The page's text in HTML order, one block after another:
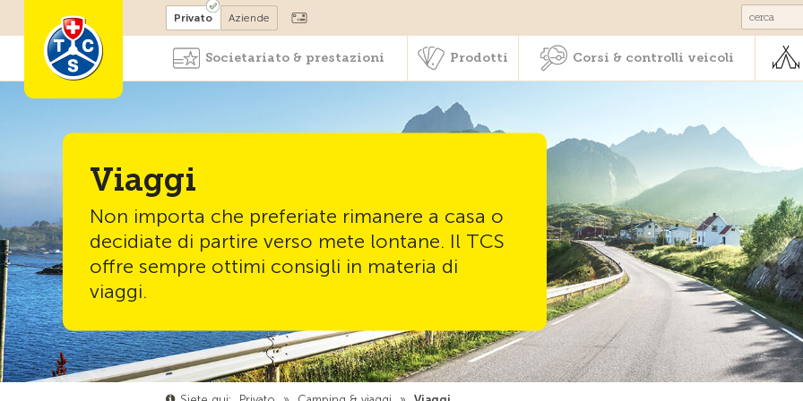
Diventare socio Corsi & controlli
Privato Aziende
Societariato & prestazioni Prodotti Corsi & controlli veicoli
Viaggi
Non importa che preferiate rimanere a casa o
decidiate di partire verso mete lontane. Il TCS
offre sempre ottimi consigli in materia di
viaggi.